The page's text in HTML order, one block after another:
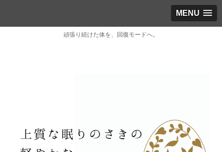
MENU
頑張り続けた体を、回復モードへ。